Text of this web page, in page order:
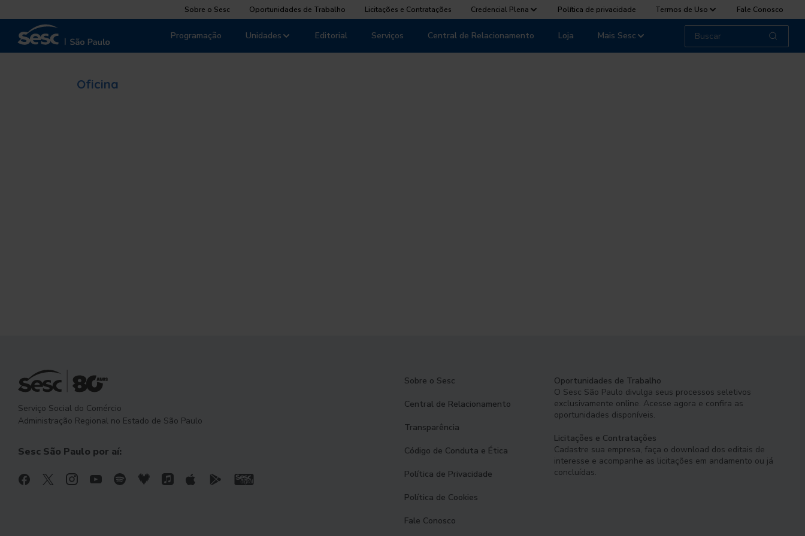
Sobre o Sesc Oportunidades de Trabalho Licitações e Contratações Credencial Plena Política de privacidade Termos de Uso Fale Conosco
Unidades
Programação Editorial Serviços Central de Relacionamento Loja Mais Sesc
Oficina
Serviço Social do Comércio
Administração Regional no Estado de São Paulo
Sesc São Paulo por aí:
Sobre o Sesc
Central de Relacionamento
Transparência
Código de Conduta e Ética
Política de Privacidade
Política de Cookies
Fale Conosco
Oportunidades de Trabalho
O Sesc São Paulo divulga seus processos seletivos
exclusivamente online. Acesse agora e confira as
oportunidades disponíveis.
Licitações e Contratações
Cadastre sua empresa, faça o download dos editais de
interesse e acompanhe as licitações em andamento ou já
concluídas.